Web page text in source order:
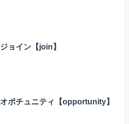
ジョイン【join】
オポチュニティ【opportunity】